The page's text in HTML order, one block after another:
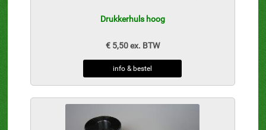
Drukkerhuls hoog
€ 5,50 ex. BTW
info & bestel